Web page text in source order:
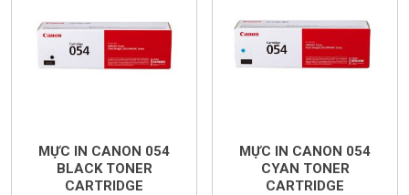
MỰC IN CANON 054
BLACK TONER
CARTRIDGE
MỰC IN CANON 054
CYAN TONER
CARTRIDGE